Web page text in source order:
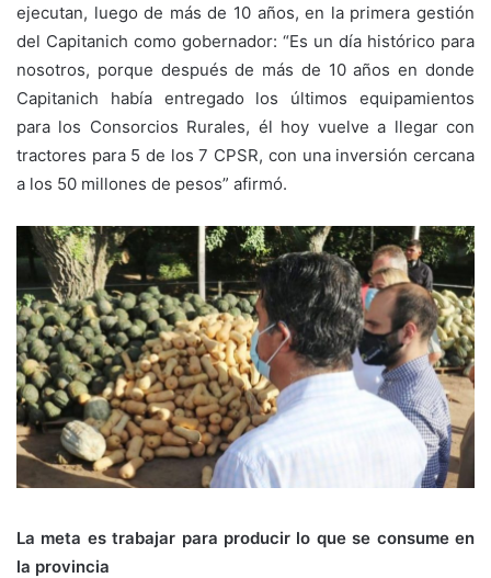
ejecutan, luego de más de 10 años, en la primera gestión
del Capitanich como gobernador: “Es un día histórico para
nosotros, porque después de más de 10 años en donde
Capitanich había entregado los últimos equipamientos
para los Consorcios Rurales, él hoy vuelve a llegar con
tractores para 5 de los 7 CPSR, con una inversión cercana
a los 50 millones de pesos” afirmó.
La meta es trabajar para producir lo que se consume en
la provincia